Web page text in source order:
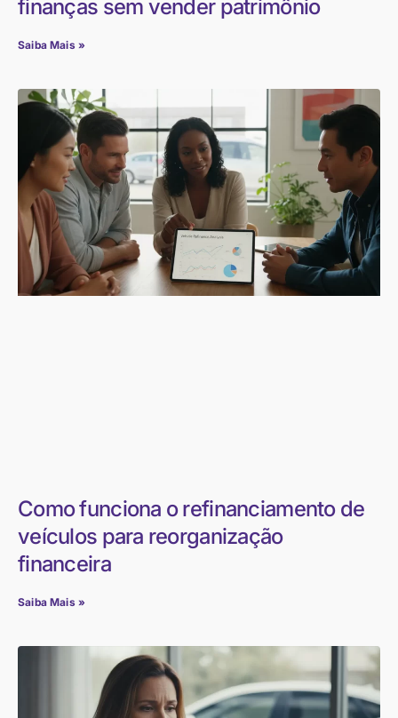
finanças sem vender patrimônio
Saiba Mais »
Como funciona o refinanciamento de
veículos para reorganização
financeira
Saiba Mais »